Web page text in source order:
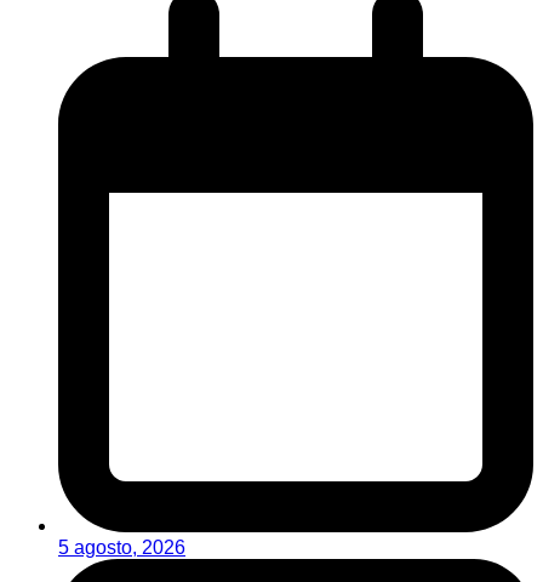
5 agosto, 2026